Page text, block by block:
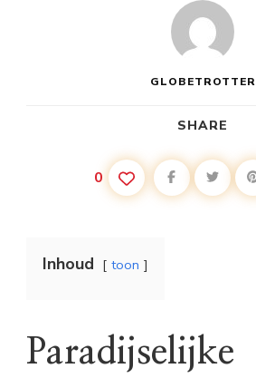
GLOBETROTTER
SHARE
0
Inhoud toon
Paradijselijke